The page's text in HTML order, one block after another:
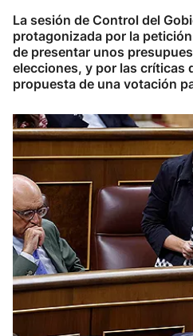
La sesión de Control del
protagonizada por la
de presentar unos
elecciones, y por las críticas
propuesta de una votación